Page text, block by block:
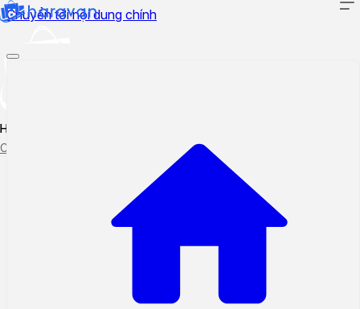
Chuyển tới nội dung chính
Hướng dẫn sử dụng
Cập nhật tính năng mới
Theo dõi ticket